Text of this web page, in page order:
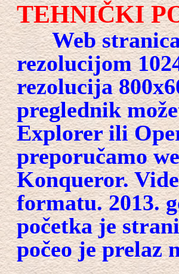
TEHNIČKI
Web stranica
rezolucijom
rezolucija
preglednik
Explorer ili
preporučamo
Konqueror.
formatu. 2013.
početka je
počeo je prelaz